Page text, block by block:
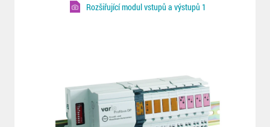
Rozšiřující modul vstupů a výstupů 1